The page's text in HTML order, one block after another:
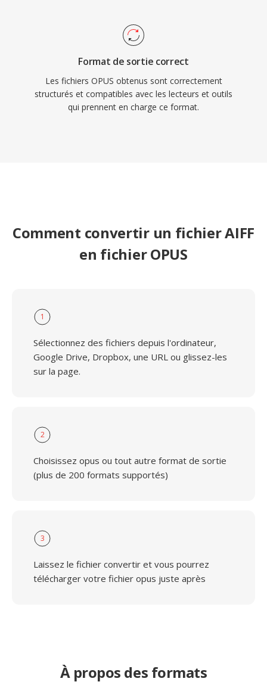
Format de sortie correct
Les fichiers OPUS obtenus sont correctement
structurés et compatibles avec les lecteurs et outils
qui prennent en charge ce format.
Comment convertir un fichier AIFF
en fichier OPUS
1
Sélectionnez des fichiers depuis l'ordinateur,
Google Drive, Dropbox, une URL ou glissez-les
sur la page.
2
Choisissez opus ou tout autre format de sortie
(plus de 200 formats supportés)
3
Laissez le fichier convertir et vous pourrez
télécharger votre fichier opus juste après
À propos des formats